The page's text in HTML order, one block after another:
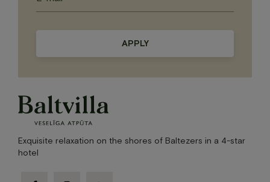
Exquisite relaxation on the shores of Baltezers in a 4-star
hotel